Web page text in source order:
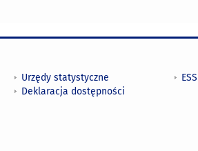
Urzędy statystyczne
Deklaracja dostępności
ESS